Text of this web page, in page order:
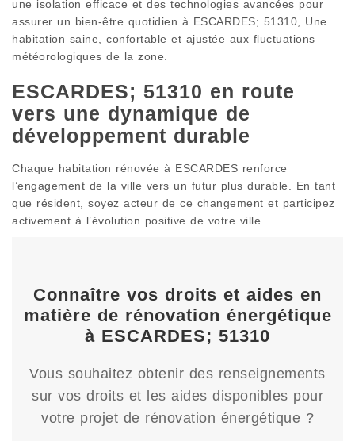
une isolation efficace et des technologies avancées pour
assurer un bien-être quotidien à ESCARDES; 51310, Une
habitation saine, confortable et ajustée aux fluctuations
météorologiques de la zone.
ESCARDES; 51310 en route
vers une dynamique de
développement durable
Chaque habitation rénovée à ESCARDES renforce
l’engagement de la ville vers un futur plus durable. En tant
que résident, soyez acteur de ce changement et participez
activement à l’évolution positive de votre ville.
Connaître vos droits et aides en
matière de rénovation énergétique
à ESCARDES; 51310
Vous souhaitez obtenir des renseignements
sur vos droits et les aides disponibles pour
votre projet de rénovation énergétique ?